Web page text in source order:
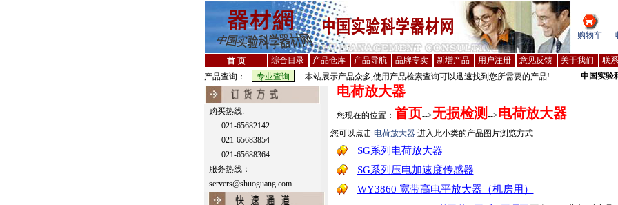
购物车
首 页 综合目录 产品仓库 产品导航 品牌专卖 新增产品 用户注册 意见反馈 关于我们 联
产品查询：
本站展示产品众多,使用产品检索查询可以迅速找到您所需要的产品! 中国实验
购买热线:
021-65682142
021-65683854
021-65688364
服务热线：
servers@shuoguang.com
电荷放大器
您现在的位置： 首页-->无损检测 -->电荷放大器
您可以点击 电荷放大器 进入此小类的产品图片浏览方式
SG系列电荷放大器
SG系列压电加速度传感器
WY3860 宽带高电平放大器（机房用）